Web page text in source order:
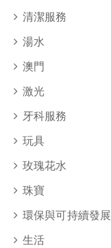
清潔服務
湯水
澳門
激光
牙科服務
玩具
玫瑰花水
珠寶
環保與可持續發展
生活